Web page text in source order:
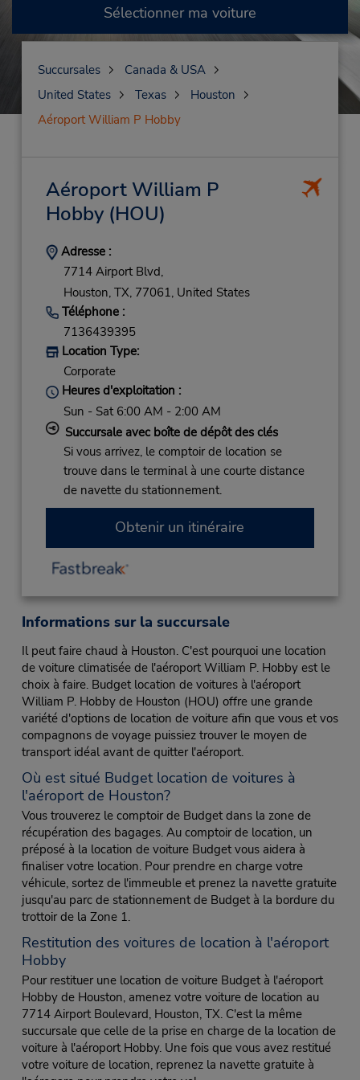
Sélectionner ma voiture
Succursales
Canada & USA
United States
Texas
Houston
Aéroport William P Hobby
Aéroport William P
Hobby(HOU)
Adresse :
7714 Airport Blvd,
Houston, TX, 77061, United States
Téléphone :
7136439395
Location Type:
Corporate
Heures d'exploitation :
Sun - Sat 6:00 AM - 2:00 AM
Succursale avec boîte de dépôt des clés
Si vous arrivez, le comptoir de location se
trouve dans le terminal à une courte distance
de navette du stationnement.
Obtenir un itinéraire
Informations sur la succursale
Il peut faire chaud à Houston. C'est pourquoi une location
de voiture climatisée de l'aéroport William P. Hobby est le
choix à faire. Budget location de voitures à l'aéroport
William P. Hobby de Houston (HOU) offre une grande
variété d'options de location de voiture afin que vous et vos
compagnons de voyage puissiez trouver le moyen de
transport idéal avant de quitter l'aéroport.
Où est situé Budget location de voitures à
l'aéroport de Houston?
Vous trouverez le comptoir de Budget dans la zone de
récupération des bagages. Au comptoir de location, un
préposé à la location de voiture Budget vous aidera à
finaliser votre location. Pour prendre en charge votre
véhicule, sortez de l'immeuble et prenez la navette gratuite
jusqu'au parc de stationnement de Budget à la bordure du
trottoir de la Zone 1.
Restitution des voitures de location à l'aéroport
Hobby
Pour restituer une location de voiture Budget à l'aéroport
Hobby de Houston, amenez votre voiture de location au
7714 Airport Boulevard, Houston, TX. C'est la même
succursale que celle de la prise en charge de la location de
voiture à l'aéroport Hobby. Une fois que vous avez restitué
votre voiture de location, reprenez la navette gratuite à